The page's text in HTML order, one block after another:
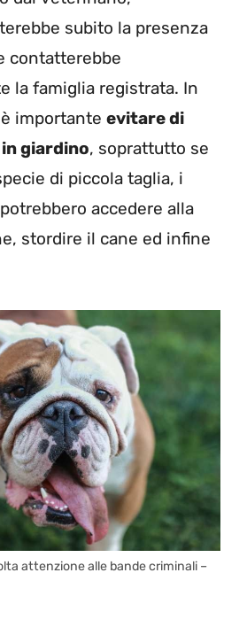
subito la presenza
contatterebbe
la famiglia registrata. In
importante evitare di
giardino, soprattutto se
di piccola taglia, i
accedere alla
stordire il cane ed infine
attenzione alle bande criminali –